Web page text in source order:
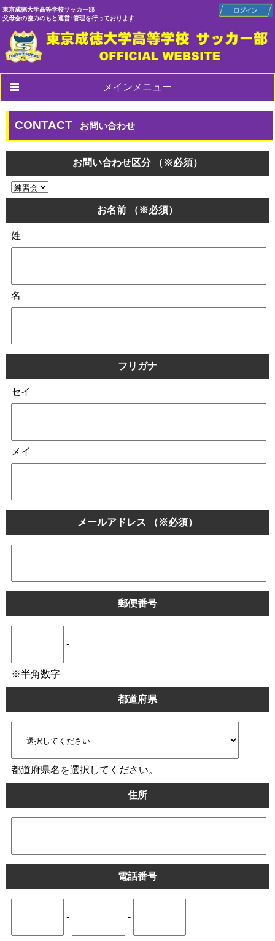
東京成徳大学高等学校サッカー部
父母会の協力のもと運営･管理を行っております
メインメニュー
CONTACT お問い合わせ
お問い合わせ区分 （※必須）
お名前 （※必須）
姓
名
フリガナ
セイ
メイ
メールアドレス （※必須）
郵便番号
-
※半角数字
都道府県
都道府県名を選択してください。
住所
電話番号
- -